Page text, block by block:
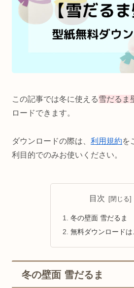
この記事では冬に使える雪だるま
ロードできます。
ダウンロードの際は、 利用規約を
利目的でのみお使いください。
目次
冬の壁面 雪だるま
無料ダウンロードは
冬の壁面 雪だるま